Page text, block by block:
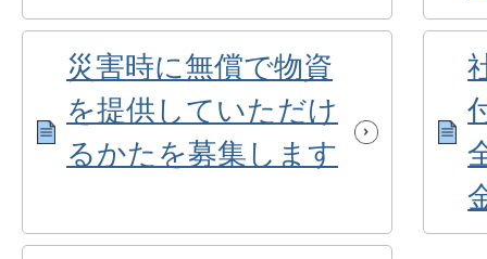
災害時に無償で物資
を提供していただけ
るかたを募集します